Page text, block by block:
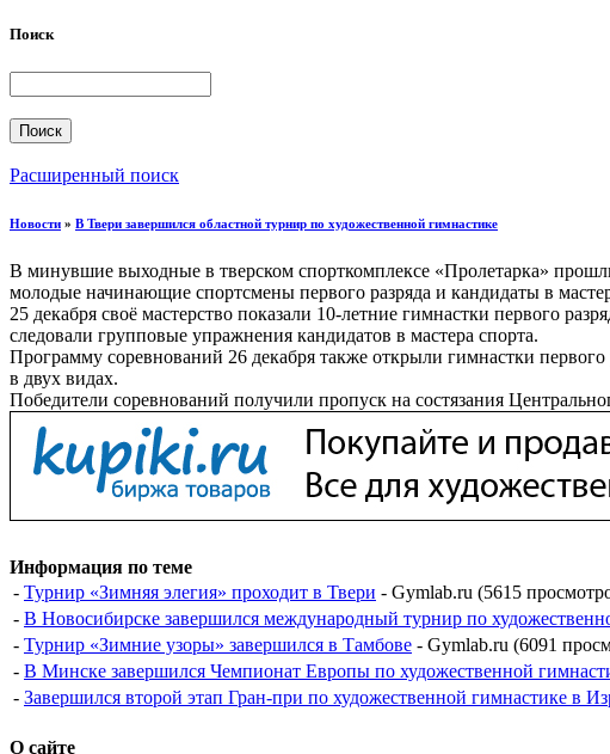
Поиск
Расширенный поиск
Новости » В Твери завершился областной турнир по художественной гимнастике
В минувшие выходные в тверском спорткомплексе «Пролетарка»
молодые начинающие спортсмены первого разряда и кандидаты в
25 декабря своё мастерство показали 10-летние гимнастки первого
следовали групповые упражнения кандидатов в мастера спорта.
Программу соревнований 26 декабря также открыли гимнастки
в двух видах.
Победители соревнований получили пропуск на состязания
Информация по теме
- Турнир «Зимняя элегия» проходит в Твери - Gymlab.ru (5615
- В Новосибирске завершился международный турнир по
- Турнир «Зимние узоры» завершился в Тамбове - Gymlab.ru (6091
- В Минске завершился Чемпионат Европы по художественной
- Завершился второй этап Гран-при по художественной гимнастике в
О сайте